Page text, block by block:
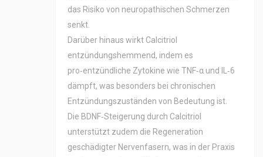
das Risiko von neuropathischen Schmerzen
senkt.
Darüber hinaus wirkt Calcitriol
entzündungshemmend, indem es
pro‑entzündliche Zytokine wie TNF‑α und IL‑6
dämpft, was besonders bei chronischen
Entzündungszuständen von Bedeutung ist.
Die BDNF‑Steigerung durch Calcitriol
unterstützt zudem die Regeneration
geschädigter Nervenfasern, was in der Praxis